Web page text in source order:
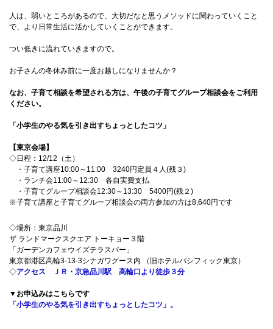
人は、弱いところがあるので、大切だなと思うメソッドに関わっていくこと
で、より日常生活に活かしていくことができます。
つい低きに流れていきますので。
お子さんの冬休み前に一度お越しになりませんか？
なお、子育て相談を希望される方は、午後の子育てグループ相談会をご利用
ください。
「小学生のやる気を引き出すちょっとしたコツ」
【東京会場】
◇日程：12/12（土）
・子育て講座10:00～11:00 3240円定員４人(残３)
・ランチ会11:00～12:30 各自実費支払
・子育てグループ相談会12:30～13:30 5400円(残２)
※子育て講座と子育てグループ相談会の両方参加の方は8,640円です
◇場所：東京品川
ザ ランドマークスクエア トーキョー３階
「ガーデンカフェウイズテラスバー」
東京都港区高輪3-13-3シナガワグース内 （旧ホテルパシフィック東京）
◇アクセス ＪＲ・京急品川駅 高輪口より徒歩３分
▼お申込みはこちらです
「小学生のやる気を引き出すちょっとしたコツ」。